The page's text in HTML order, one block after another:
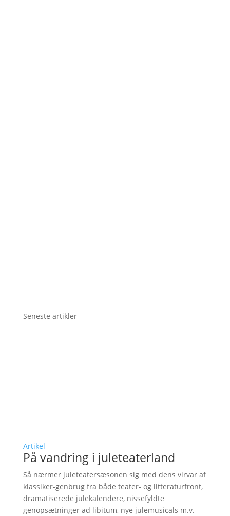
Seneste artikler
Artikel
På vandring i juleteaterland
Så nærmer juleteatersæsonen sig med dens virvar af
klassiker-genbrug fra både teater- og litteraturfront,
dramatiserede julekalendere, nissefyldte
genopsætninger ad libitum, nye julemusicals m.v.